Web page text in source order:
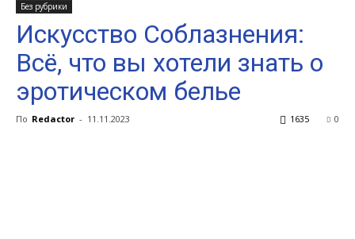
WUMENS.SU
Без рубрики
Искусство Соблазнения:
Всё, что вы хотели знать о
эротическом белье
По Redactor - 11.11.2023 0
1635